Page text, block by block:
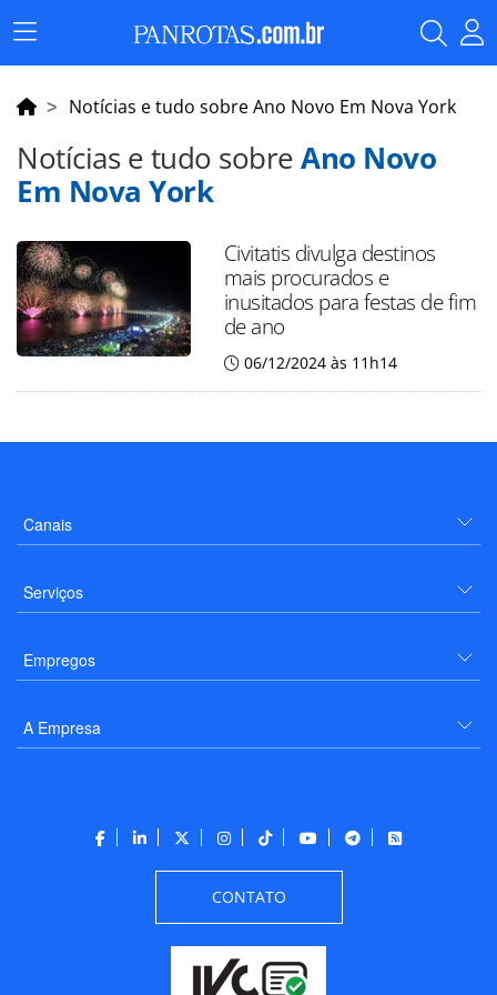
Menu
Principal
Notícias e tudo sobre Ano Novo Em Nova York
Notícias e tudo sobreAno Novo
Em Nova York
Civitatis divulga destinos
mais procurados e
inusitados para festas de fim
de ano
06/12/2024 às 11h14
Canais
Serviços
Empregos
A Empresa
CONTATO